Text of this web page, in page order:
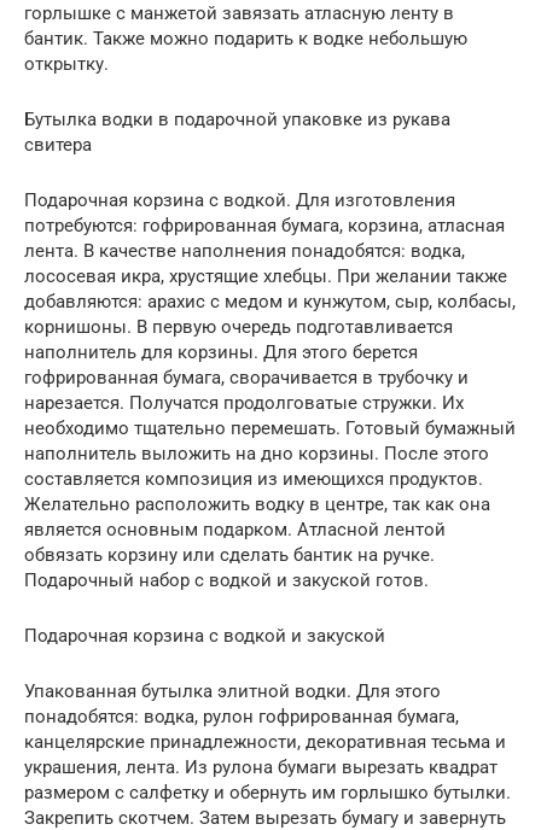
горлышке с манжетой завязать атласную ленту в
бантик. Также можно подарить к водке небольшую
открытку.
Бутылка водки в подарочной упаковке из рукава
свитера
Подарочная корзина с водкой. Для изготовления
потребуются: гофрированная бумага, корзина, атласная
лента. В качестве наполнения понадобятся: водка,
лососевая икра, хрустящие хлебцы. При желании также
добавляются: арахис с медом и кунжутом, сыр, колбасы,
корнишоны. В первую очередь подготавливается
наполнитель для корзины. Для этого берется
гофрированная бумага, сворачивается в трубочку и
нарезается. Получатся продолговатые стружки. Их
необходимо тщательно перемешать. Готовый бумажный
наполнитель выложить на дно корзины. После этого
составляется композиция из имеющихся продуктов.
Желательно расположить водку в центре, так как она
является основным подарком. Атласной лентой
обвязать корзину или сделать бантик на ручке.
Подарочный набор с водкой и закуской готов.
Подарочная корзина с водкой и закуской
Упакованная бутылка элитной водки. Для этого
понадобятся: водка, рулон гофрированная бумага,
канцелярские принадлежности, декоративная тесьма и
украшения, лента. Из рулона бумаги вырезать квадрат
размером с салфетку и обернуть им горлышко бутылки.
Закрепить скотчем. Затем вырезать бумагу и завернуть